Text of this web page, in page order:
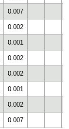
0.007
0.002
0.001
0.002
0.002
0.001
0.002
0.007